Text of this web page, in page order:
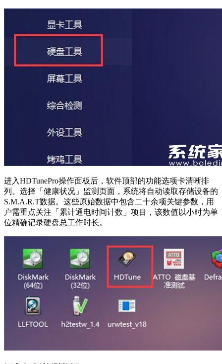
进入HDTunePro操作面板后，软件顶部的功能选项卡清晰排
列。选择「健康状况」监测页面，系统将自动读取存储设备的
S.M.A.R.T数据。这些原始数据中包含二十余项关键参数，用
户需重点关注「累计通电时间计数」项目，该数值以小时为单
位精确记录硬盘总工作时长。